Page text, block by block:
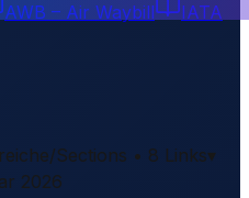
AWB – Air Waybill IATA
Sections • 8 Links▾
2026